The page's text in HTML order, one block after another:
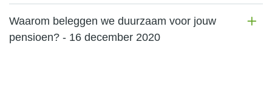
Waarom beleggen we duurzaam voor jouw
pensioen? - 16 december 2020